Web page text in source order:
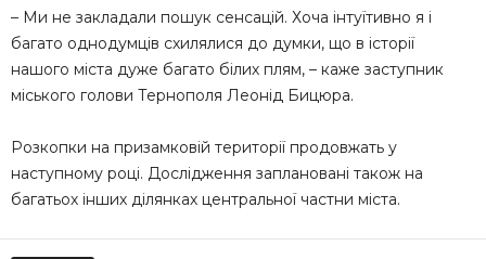
– Ми не закладали пошук сенсацій. Хоча інтуїтивно я і
багато однодумців схилялися до думки, що в історії
нашого міста дуже багато білих плям, – каже заступник
міського голови Тернополя Леонід Бицюра.
Розкопки на призамковій території продовжать у
наступному році. Дослідження заплановані також на
багатьох інших ділянках центральної частни міста.